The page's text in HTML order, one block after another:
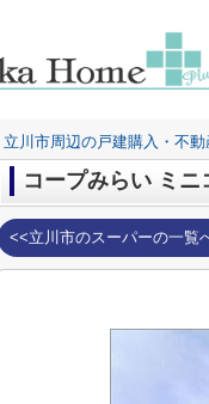
立川市周辺の戸建購入・不
コープみらい ミニ
<<立川市のスーパーの一覧